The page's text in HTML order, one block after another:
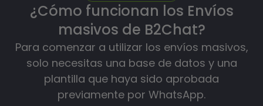
¿Cómo funcionan los Envíos
masivos de B2Chat?
Para comenzar a utilizar los envíos masivos,
solo necesitas una base de datos y una
plantilla que haya sido aprobada
previamente por WhatsApp.